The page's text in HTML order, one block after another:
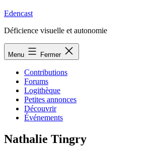
Edencast
Déficience visuelle et autonomie
Menu Fermer
Contributions
Forums
Logithèque
Petites annonces
Découvrir
Événements
Nathalie Tingry